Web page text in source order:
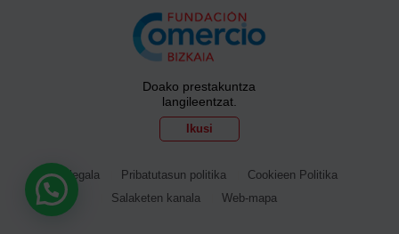
Doako prestakuntza
langileentzat.
Ikusi
Ohar legala Pribatutasun politika
Cookieen Politika
Salaketen kanala
Web-mapa